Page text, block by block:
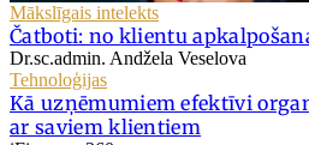
Mākslīgais intelekts
Čatboti: no klientu
Dr.sc.admin. Andžela Veselova
Tehnoloģijas
Kā uzņēmumiem efektīvi
ar saviem klientiem